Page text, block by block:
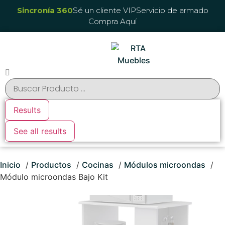
Sincronía 360Sé un cliente VIPServicio de armado
Compra Aquí
Results
See all results
Inicio Productos Cocinas
Módulos microondas
Módulo microondas Bajo Kit